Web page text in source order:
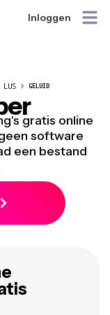
Inloggen
LUS GELUID
gratis online
software
een bestand